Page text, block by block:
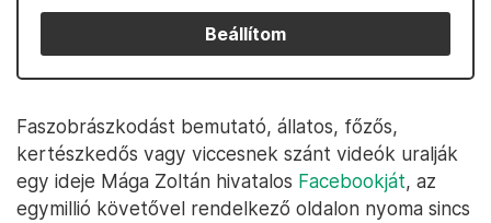
Beállítom
Faszobrászkodást bemutató, állatos, főzős,
kertészkedős vagy viccesnek szánt videók uralják
egy ideje Mága Zoltán hivatalos Facebookját, az
egymillió követővel rendelkező oldalon nyoma sincs